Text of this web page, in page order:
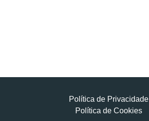
Política de Privacidade
Política de Cookies